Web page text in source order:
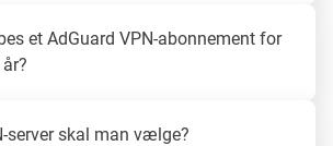
et AdGuard VPN-abonnement for
server skal man vælge?